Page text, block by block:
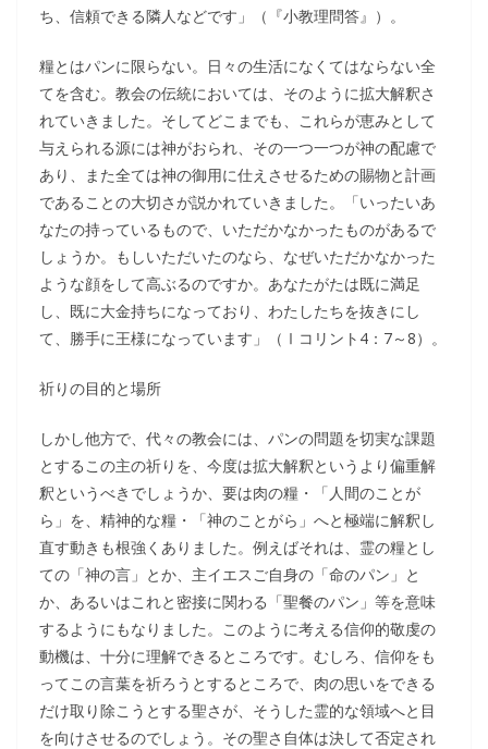
ち、信頼できる隣人などです」（『小教理問答』）。
糧とはパンに限らない。日々の生活になくてはならない全
てを含む。教会の伝統においては、そのように拡大解釈さ
れていきました。そしてどこまでも、これらが恵みとして
与えられる源には神がおられ、その一つ一つが神の配慮で
あり、また全ては神の御用に仕えさせるための賜物と計画
であることの大切さが説かれていきました。「いったいあ
なたの持っているもので、いただかなかったものがあるで
しょうか。もしいただいたのなら、なぜいただかなかった
ような顔をして高ぶるのですか。あなたがたは既に満足
し、既に大金持ちになっており、わたしたちを抜きにし
て、勝手に王様になっています」（Ⅰコリント4：7～8）。
祈りの目的と場所
しかし他方で、代々の教会には、パンの問題を切実な課題
とするこの主の祈りを、今度は拡大解釈というより偏重解
釈というべきでしょうか、要は肉の糧・「人間のことが
ら」を、精神的な糧・「神のことがら」へと極端に解釈し
直す動きも根強くありました。例えばそれは、霊の糧とし
ての「神の言」とか、主イエスご自身の「命のパン」と
か、あるいはこれと密接に関わる「聖餐のパン」等を意味
するようにもなりました。このように考える信仰的敬虔の
動機は、十分に理解できるところです。むしろ、信仰をも
ってこの言葉を祈ろうとするところで、肉の思いをできる
だけ取り除こうとする聖さが、そうした霊的な領域へと目
を向けさせるのでしょう。その聖さ自体は決して否定され